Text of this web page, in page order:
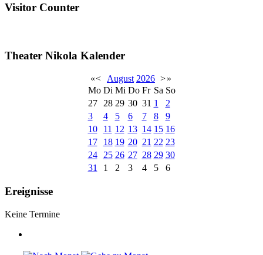
Visitor Counter
Theater Nikola Kalender
«< August 2026 >»
Mo Di Mi Do Fr Sa So
27
28 29 30 31 1
2
3
4 5 6 7 8
9
10
11 12 13 14 15 16
17
18 19 20 21 22 23
24
25 26 27 28 29 30
31
1 2 3 4 5 6
Ereignisse
Keine Termine